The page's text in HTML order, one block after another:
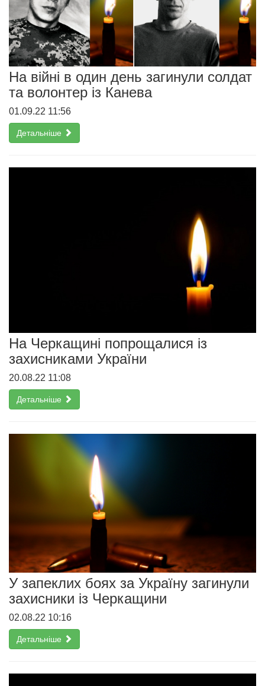
На війні в один день загинули солдат
та волонтер із Канева
01.09.22 11:56
Детальніше
На Черкащині попрощалися із
захисниками України
20.08.22 11:08
Детальніше
У запеклих боях за Україну загинули
захисники із Черкащини
02.08.22 10:16
Детальніше